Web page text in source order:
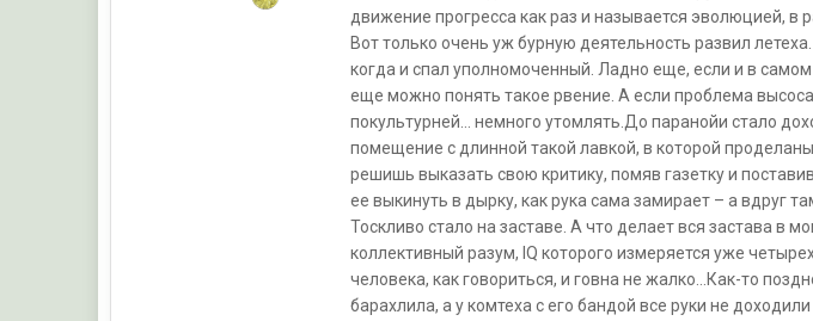
движение прогресса как раз и называется эволюцией,
Вот только очень уж бурную деятельность развил
когда и спал уполномоченный. Ладно еще, если и в самом
еще можно понять такое рвение. А если проблема
покультурней… немного утомлять.До паранойи стало
помещение с длинной такой лавкой, в которой
решишь выказать свою критику, помяв газетку и
ее выкинуть в дырку, как рука сама замирает – а вдруг
Тоскливо стало на заставе. А что делает вся застава в
коллективный разум, IQ которого измеряется уже
человека, как говориться, и говна не жалко…Как-то
барахлила, а у комтеха с его бандой все руки не